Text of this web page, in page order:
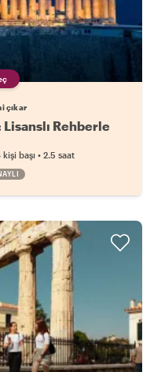
çıkar
Rehberle
kişi başı • 2.5 saat